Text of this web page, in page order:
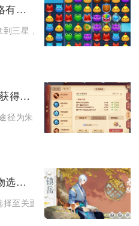
105关的开心消消乐攻略有什么技巧
到三星，核心技巧是优先破除银币
梦幻西游秘制食谱如何获得教程
径为朱紫国飘香香任务概率掉落
新笑傲江湖华山145宠物选择是否重要
择至关重要，直接决定输出上限与